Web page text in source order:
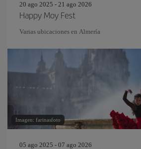
20 ago 2025 - 21 ago 2026
Happy Moy Fest
Varias ubicaciones en Almería
Imagen: farinasfoto
05 ago 2025 - 07 ago 2026